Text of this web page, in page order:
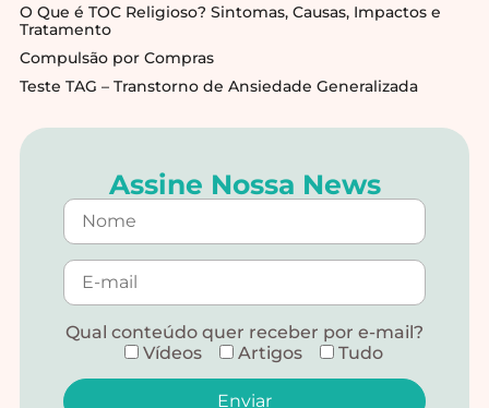
O Que é TOC Religioso? Sintomas, Causas, Impactos e
Tratamento
Compulsão por Compras
Teste TAG – Transtorno de Ansiedade Generalizada
Assine Nossa News
Qual conteúdo quer receber por e-mail?
Vídeos
Artigos Tudo